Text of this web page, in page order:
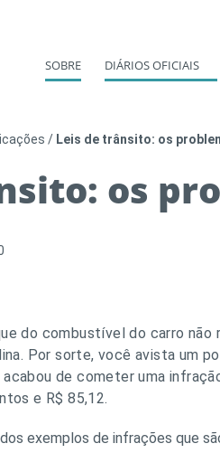
SOBRE DIÁRIOS OFICIAIS
/ Leis de trânsito: os
os
do combustível do carro não
Por sorte, você avista um
de cometer uma
e R$ 85,12.
exemplos de infrações que